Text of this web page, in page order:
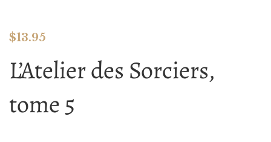
$13.95
L’Atelier des Sorciers,
tome 5